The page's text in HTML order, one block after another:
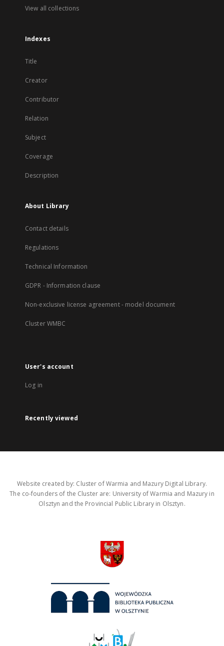
View all collections
Indexes
Title
Creator
Contributor
Relation
Subject
Coverage
Description
About Library
Contact details
Regulations
Technical Information
GDPR - Information clause
Non-exclusive license agreement - model document
Cluster WMBC
User's account
Log in
Recently viewed
Website created by: Cluster of Warmia and Mazury Digital Library.
The co-founders of the Cluster are: University of Warmia and Mazury in
Olsztyn and the Provincial Public Library in Olsztyn.